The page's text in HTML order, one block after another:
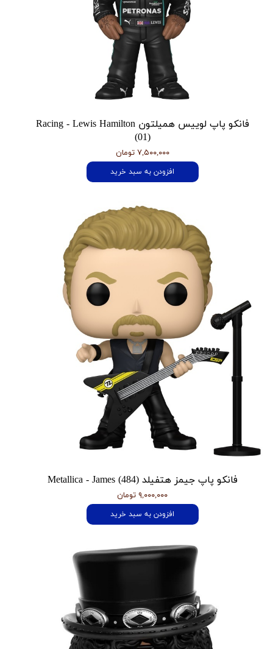
فانکو پاپ لوییس همیلتون Racing - Lewis Hamilton
(01)
۷,۵۰۰,۰۰۰ تومان
افزودن به سبد خرید
فانکو پاپ جیمز هتفیلد Metallica - James (484)
۹,۰۰۰,۰۰۰ تومان
افزودن به سبد خرید